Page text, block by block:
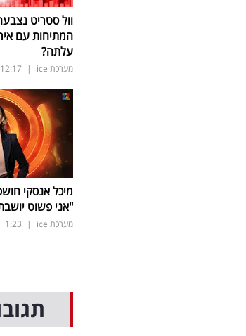
וול סטריט
המתיחות עם
עלתה?
מערכת ice |
12:17
מיכל אנסקי
"אני פשוט
מערכת ice |
1:23